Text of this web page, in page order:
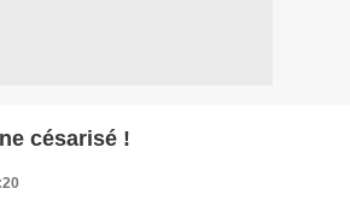
césarisé !